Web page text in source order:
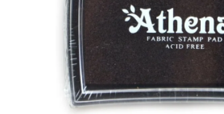
hvězdiček.